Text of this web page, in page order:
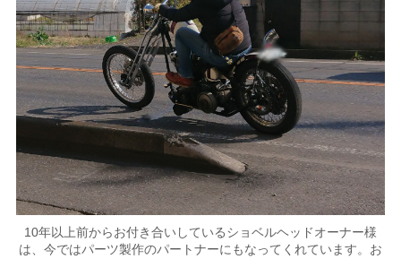
10年以上前からお付き合いしているショベルヘッドオーナー様
は、今ではパーツ製作のパートナーにもなってくれています。お